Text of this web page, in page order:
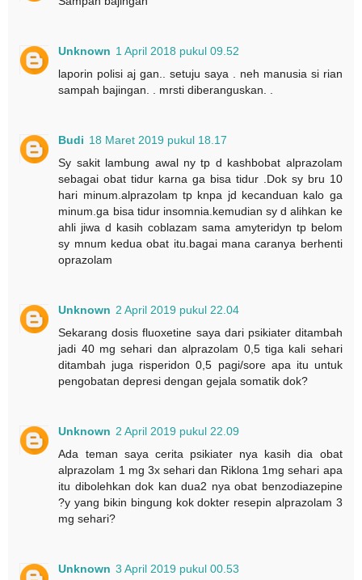
Unknown 1 April 2018 pukul 09.52
laporin polisi aj gan.. setuju saya . neh manusia si rian
sampah bajingan. . mrsti diberanguskan. .
Budi 18 Maret 2019 pukul 18.17
Sy sakit lambung awal ny tp d kashbobat alprazolam
sebagai obat tidur karna ga bisa tidur .Dok sy bru 10
hari minum.alprazolam tp knpa jd kecanduan kalo ga
minum.ga bisa tidur insomnia.kemudian sy d alihkan ke
ahli jiwa d kasih coblazam sama amyteridyn tp belom
sy mnum kedua obat itu.bagai mana caranya berhenti
oprazolam
Unknown 2 April 2019 pukul 22.04
Sekarang dosis fluoxetine saya dari psikiater ditambah
jadi 40 mg sehari dan alprazolam 0,5 tiga kali sehari
ditambah juga risperidon 0,5 pagi/sore apa itu untuk
pengobatan depresi dengan gejala somatik dok?
Unknown 2 April 2019 pukul 22.09
Ada teman saya cerita psikiater nya kasih dia obat
alprazolam 1 mg 3x sehari dan Riklona 1mg sehari apa
itu dibolehkan dok kan dua2 nya obat benzodiazepine
?y yang bikin bingung kok dokter resepin alprazolam 3
mg sehari?
Unknown 3 April 2019 pukul 00.53